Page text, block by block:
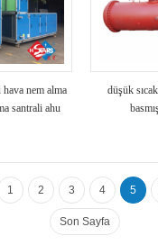
nem alma
santrali ahu
düşük
1 2 3 4 5
Son Sayfa